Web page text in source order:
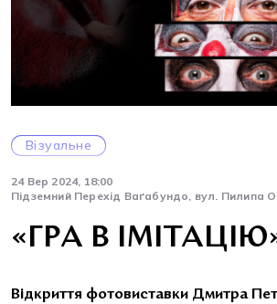
Візуальне
24 Вер 2024, 18:00
Підземний Перехід Ваґабундо, вул. Пилипа
«ГРА В
Відкриття фотовиставки Дмитра